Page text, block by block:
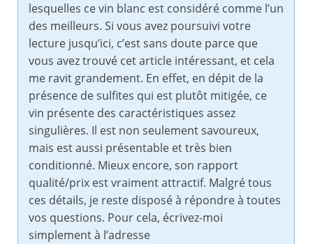
lesquelles ce vin blanc est considéré comme l’un
des meilleurs. Si vous avez poursuivi votre
lecture jusqu’ici, c’est sans doute parce que
vous avez trouvé cet article intéressant, et cela
me ravit grandement. En effet, en dépit de la
présence de sulfites qui est plutôt mitigée, ce
vin présente des caractéristiques assez
singulières. Il est non seulement savoureux,
mais est aussi présentable et très bien
conditionné. Mieux encore, son rapport
qualité/prix est vraiment attractif. Malgré tous
ces détails, je reste disposé à répondre à toutes
vos questions. Pour cela, écrivez-moi
simplement à l’adresse